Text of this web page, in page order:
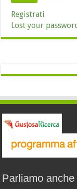
Registrati
Lost your
Parliamo